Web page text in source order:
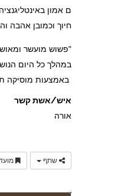
ם אמון
חיוך וכמובן אהבה
"פשוש מועשר
במהלך כל היום
באמצעות מוסיקה
איש/אשת קשר
אורה
שתף